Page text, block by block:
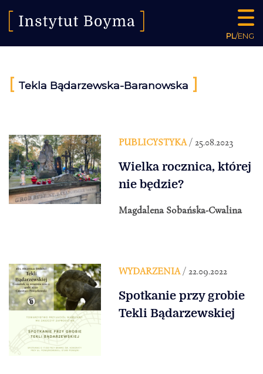
PL/ENG
[ Tekla Bądarzewska-Baranowska ]
PUBLICYSTYKA/ 25.08.2023
Wielka rocznica, której
nie będzie?
Magdalena Sobańska-Cwalina
WYDARZENIA/ 22.09.2022
Spotkanie przy grobie
Tekli Bądarzewskiej